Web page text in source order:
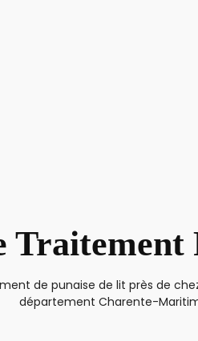
Traitement
de punaise de lit près de
département Charente-